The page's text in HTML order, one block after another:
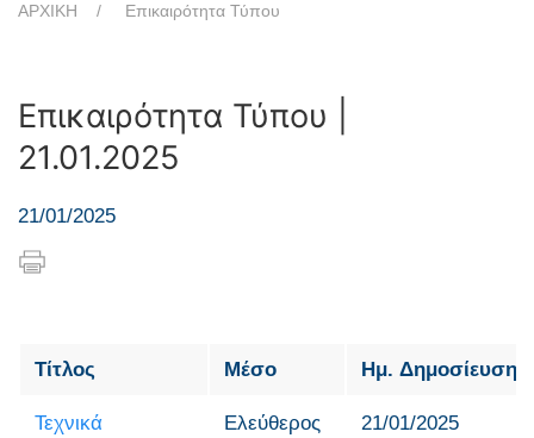
ΑΡΧΙΚΗ Επικαιρότητα Τύπου
Επικαιρότητα Τύπου |
21.01.2025
21/01/2025
Τίτλος Μέσο Ημ. Δημοσίευσης
Τεχνικά
Ελεύθερος
21/01/2025